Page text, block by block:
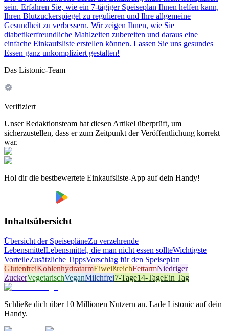
sein. Erfahren Sie, wie ein 7-tägiger Speiseplan Ihnen helfen kann,
Ihren Blutzuckerspiegel zu regulieren und Ihre allgemeine
Gesundheit zu verbessern. Wir zeigen Ihnen, wie Sie
diabetikerfreundliche Mahlzeiten zubereiten und daraus eine
einfache Einkaufsliste erstellen können. Lassen Sie uns gesundes
Essen ganz unkompliziert gestalten!
Das Listonic-Team
Verifiziert
Unser Redaktionsteam hat diesen Artikel überprüft, um
sicherzustellen, dass er zum Zeitpunkt der Veröffentlichung korrekt
war.
Hol dir die bestbewertete Einkaufsliste-App auf dein Handy!
Inhaltsübersicht
Übersicht der SpeisepläneZu verzehrende
LebensmittelLebensmittel, die man nicht essen sollteWichtigste
VorteileZusätzliche TippsVorschlag für den Speiseplan
GlutenfreiKohlenhydratarmEiweißreichFettarmNiedriger
ZuckerVegetarischVeganMilchfrei7-Tage14-TageEin Tag
Schließe dich über 10 Millionen Nutzern an. Lade Listonic auf dein
Handy.